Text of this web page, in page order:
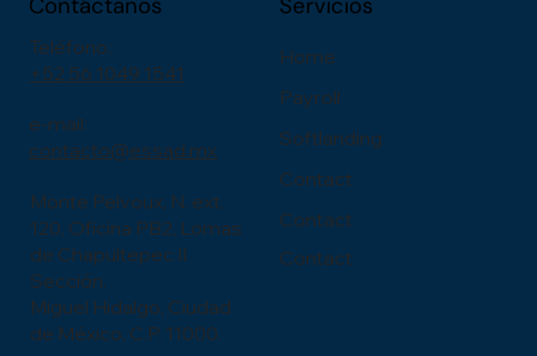
Home
Payroll
Softlanding
Contact
Contact
Contact
Teléfono:
+52 56 1049 1541
e-mail:
contacto@essad.mx
Monte Pelvoux, N. ext.
120, Oficina PB2, Lomas
de Chapultepec II
Sección.
Miguel Hidalgo, Ciudad
de México, C.P. 11000.